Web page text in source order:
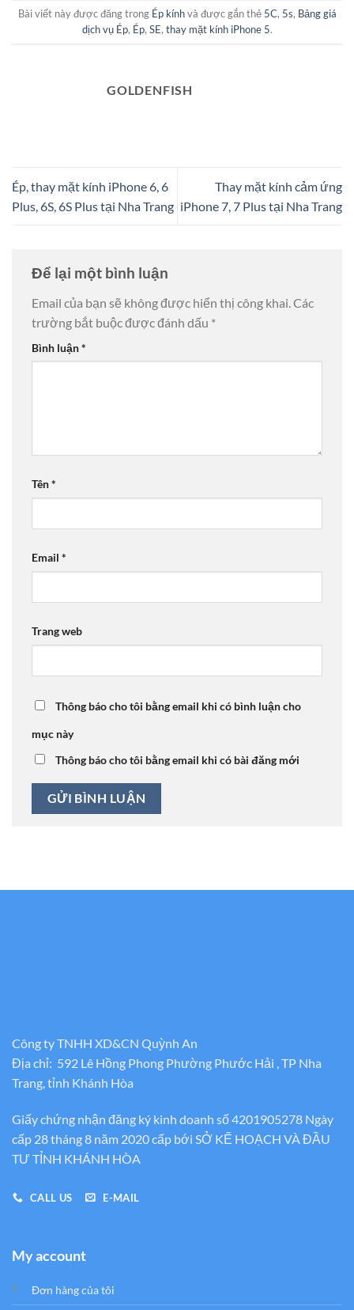
Bài viết này được đăng trong Ép kínhvà được gắn thẻ 5C, 5s, Bảng giá
dịch vụ Ép, Ép, SE, thay mặt kính iPhone 5.
GOLDENFISH
Ép, thay mặt kính iPhone 6, 6
Plus, 6S, 6S Plus tại Nha Trang
Thay mặt kính cảm ứng
iPhone 7, 7 Plus tại Nha Trang
Để lại một bình luận
Email của bạn sẽ không được hiển thị công khai. Các
trường bắt buộc được đánh dấu *
Bình luận*
Tên*
Email *
Trang web
Thông báo cho tôi bằng email khi có bình luận cho
mục này
Thông báo cho tôi bằng email khi có bài đăng mới
Công ty TNHH XD&CN Quỳnh An
Địa chỉ: 592 Lê Hồng Phong Phường Phước Hải , TP Nha
Trang, tỉnh Khánh Hòa
Giấy chứng nhận đăng ký kinh doanh số 4201905278 Ngày
cấp 28 tháng 8 năm 2020 cấp bới SỞ KẾ HOẠCH VÀ ĐẦU
TƯ TỈNH KHÁNH HÒA
CALL US E-MAIL
My account
Đơn hàng của tôi